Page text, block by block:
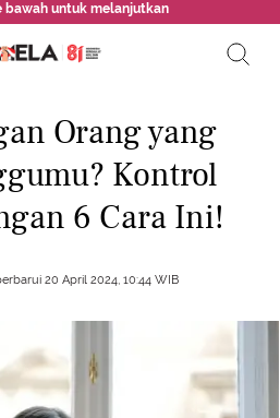
bawah untuk melanjutkan
Orang yang
Kontrol
6 Cara Ini!
20 April 2024, 10:44 WIB